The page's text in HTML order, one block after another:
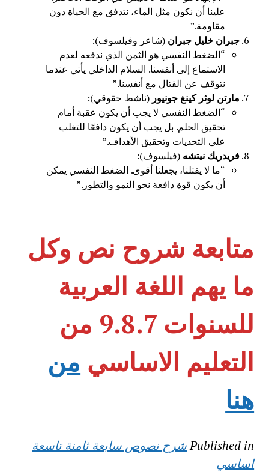
علينا أن نكون مثل الماء، نتدفق مع الحياة دون
مقاومة.”
جبران خليل جبران (شاعر وفيلسوف):
“الضغط النفسي هو الثمن الذي ندفعه لعدم
الاستماع إلى أنفسنا. السلام الداخلي يأتي عندما
نتوقف عن القتال مع أنفسنا.”
مارتن لوثر كينغ جونيور (ناشط حقوقي):
“الضغط النفسي لا يجب أن يكون عقبة أمام
تحقيق الحلم. بل يجب أن يكون دافعًا للتغلب
على التحديات وتحقيق الأهداف.”
فريدريك نيتشه (فيلسوف):
“ما لا يقتلنا، يجعلنا أقوى. الضغط النفسي يمكن
أن يكون قوة دافعة نحو النمو والتطور.”
متابعة شروح نص وكل
ما يهم اللغة العربية
للسنوات 9.8.7 من
التعليم الاساسي من
هنا
Published inشرح نصوص سابعة ثامنة تاسعة
اساسي